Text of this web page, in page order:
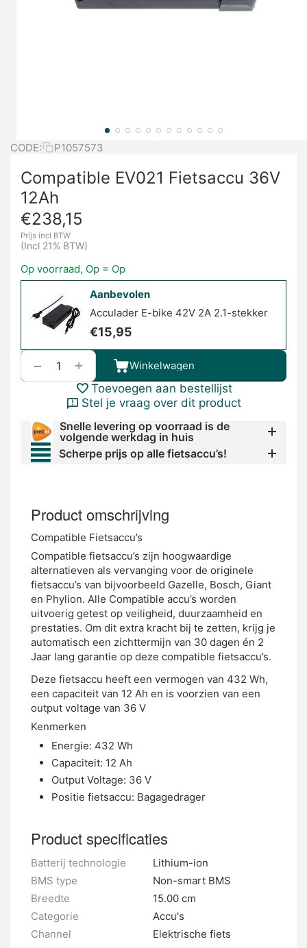
CODE: P1057573
Compatible EV021 Fietsaccu 36V
12Ah
€238,15
Prijs incl BTW
(Incl 21% BTW)
Op voorraad, Op = Op
Aanbevolen
Acculader E-bike 42V 2A 2.1-stekker
€15,95
+
− Winkelwagen
Toevoegen aan bestellijst
Stel je vraag over dit product
Snelle levering op voorraad is de
volgende werkdag in huis
Scherpe prijs op alle fietsaccu’s!
Product omschrijving
Compatible Fietsaccu’s
Compatible fietsaccu’s zijn hoogwaardige
alternatieven als vervanging voor de originele
fietsaccu’s van bijvoorbeeld Gazelle, Bosch, Giant
en Phylion. Alle Compatible accu’s worden
uitvoerig getest op veiligheid, duurzaamheid en
prestaties. Om dit extra kracht bij te zetten, krijg je
automatisch een zichttermijn van 30 dagen én 2
Jaar lang garantie op deze compatible fietsaccu’s.
Deze fietsaccu heeft een vermogen van 432 Wh,
een capaciteit van 12 Ah en is voorzien van een
output voltage van 36 V
Kenmerken
Energie: 432 Wh
Capaciteit: 12 Ah
Output Voltage: 36 V
Positie fietsaccu: Bagagedrager
Product specificaties
Batterij technologie
Lithium-ion
BMS type
Non-smart BMS
Breedte
15.00 cm
Categorie
Accu's
Channel
Elektrische fiets